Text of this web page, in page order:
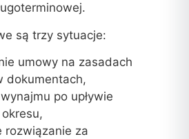
są trzy sytuacje:
umowy na zasadach
dokumentach,
po upływie
rozwiązanie za